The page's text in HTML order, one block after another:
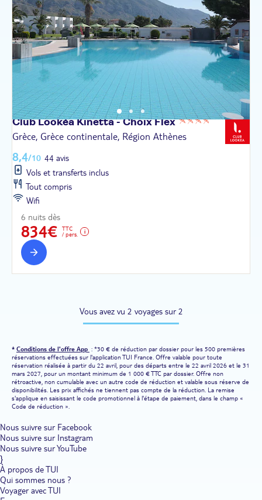
Club Lookéa Kinetta - ChoixFlex
Grèce, Grèce continentale, Région Athènes
8,4/10 44 avis
Vols et transferts inclus
Tout compris
Wifi
6 nuits dès
834€
TTC
/ pers.
Vous avez vu 2 voyages sur 2
* Conditions de l'offre App : *30 € de réduction par dossier pour les 500 premières
réservations effectuées sur l'application TUI France. Offre valable pour toute
réservation réalisée à partir du 22 avril, pour des départs entre le 22 avril 2026 et le 31
mars 2027, pour un montant minimum de 1 000 € TTC par dossier. Offre non
rétroactive, non cumulable avec un autre code de réduction et valable sous réserve de
disponibilités. Les prix affichés ne tiennent pas compte de la réduction. La remise
s'applique en saisissant le code promotionnel à l'étape de paiement, dans le champ «
Code de réduction ».
Nous suivre sur Facebook
Nous suivre sur Instagram
Nous suivre sur YouTube
}
À propos de TUI
Qui sommes nous ?
Voyager avec TUI